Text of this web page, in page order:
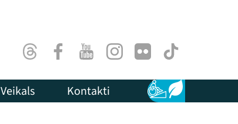
ThreadsFacebookYoutubeInstagram
Flick TikTok
Veikals Kontakti Pieejamība
Ilgtspēja